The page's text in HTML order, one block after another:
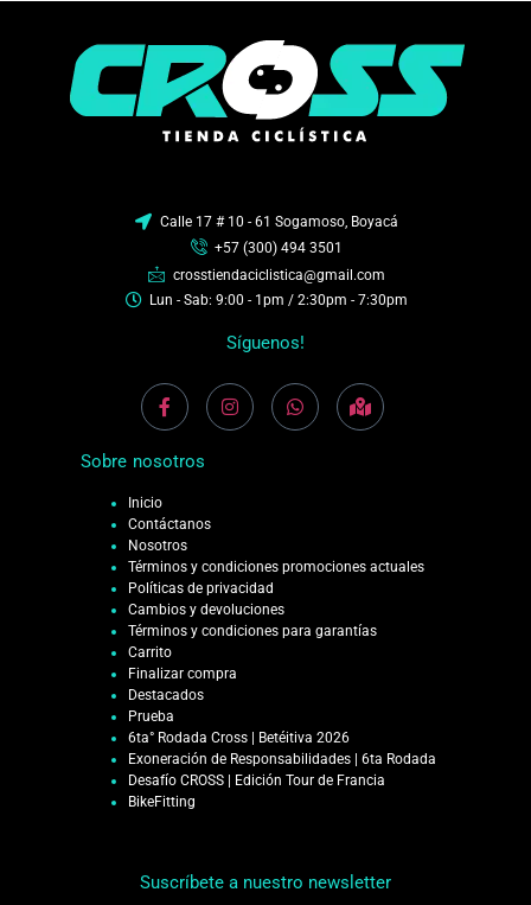
Calle 17 # 10 - 61 Sogamoso, Boyacá
+57 (300) 494 3501
crosstiendaciclistica@gmail.com
Lun - Sab: 9:00 - 1pm / 2:30pm - 7:30pm
Síguenos!
Sobre nosotros
Inicio
Contáctanos
Nosotros
Términos y condiciones promociones actuales
Políticas de privacidad
Cambios y devoluciones
Términos y condiciones para garantías
Carrito
Finalizar compra
Destacados
Prueba
6ta° Rodada Cross | Betéitiva 2026
Exoneración de Responsabilidades | 6ta Rodada
Desafío CROSS | Edición Tour de Francia
BikeFitting
Suscríbete a nuestro newsletter